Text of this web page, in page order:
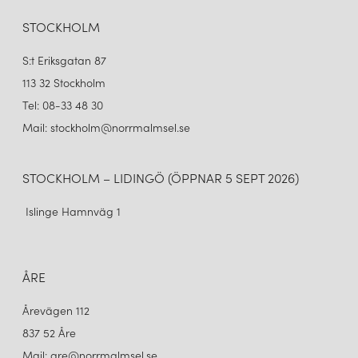
STOCKHOLM
S:t Eriksgatan 87
113 32 Stockholm
Tel: 08-33 48 30
Mail: stockholm@norrmalmsel.se
STOCKHOLM – LIDINGÖ (ÖPPNAR 5 SEPT 2026)
Islinge Hamnväg 1
ÅRE
Årevägen 112
837 52 Åre
Mail: are@norrmalmsel.se